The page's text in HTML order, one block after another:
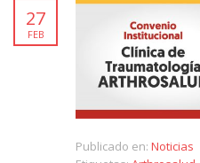
27
FEB
Publicado en: Noticias